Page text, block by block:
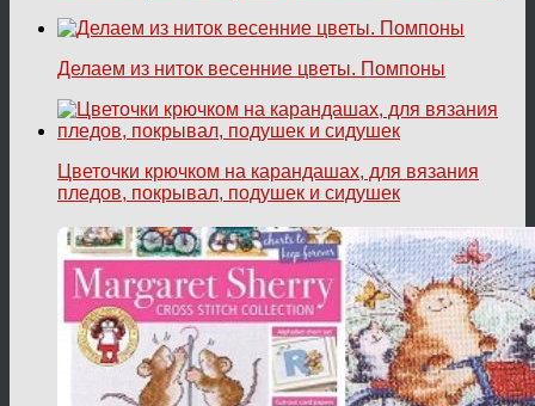
Делаем из ниток весенние цветы. Помпоны
Цветочки крючком на карандашах, для вязания
пледов, покрывал, подушек и сидушек